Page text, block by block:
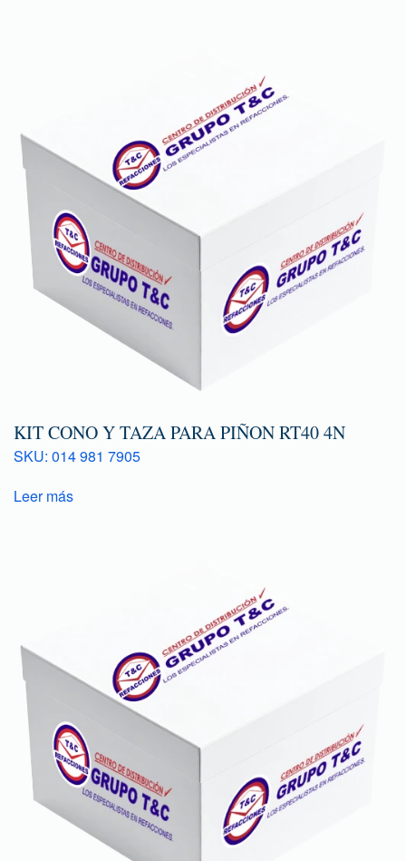
KIT CONO Y TAZA PARA PIÑON RT40 4N
SKU: 014 981 7905
Leer más